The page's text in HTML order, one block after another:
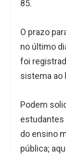
85.
O prazo
no último
foi
sistema ao
Podem
estudantes
do ensino
pública;